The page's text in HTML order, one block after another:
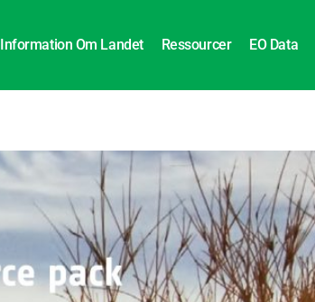
Information Om Landet Ressourcer EO Data